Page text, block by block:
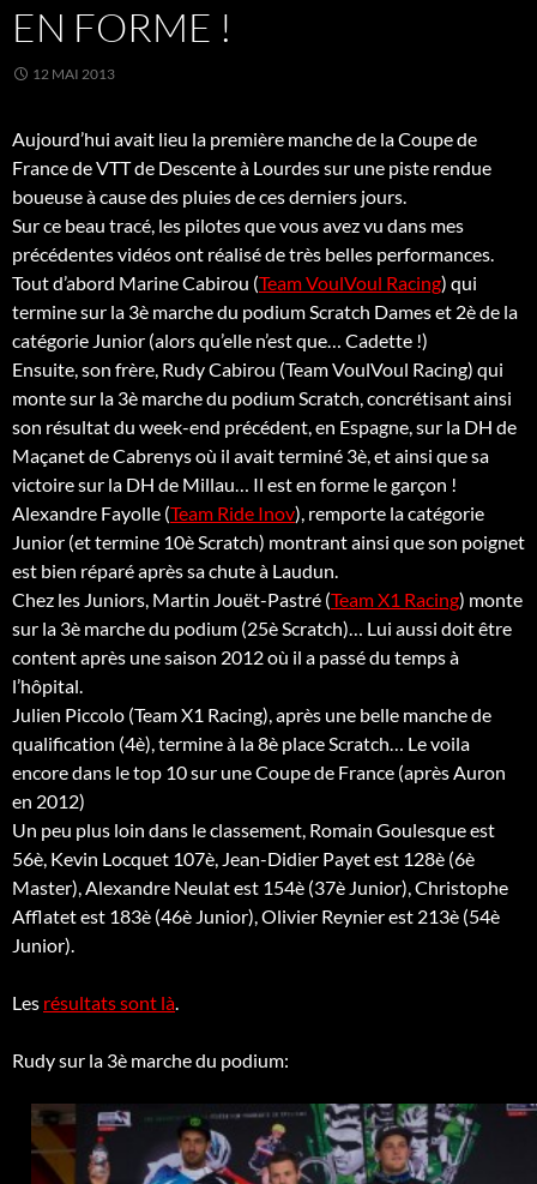
EN FORME !
12 MAI 2013
Aujourd’hui avait lieu la première manche de la Coupe de
France de VTT de Descente à Lourdes sur une piste rendue
boueuse à cause des pluies de ces derniers jours.
Sur ce beau tracé, les pilotes que vous avez vu dans mes
précédentes vidéos ont réalisé de très belles performances.
Tout d’abord Marine Cabirou (Team VoulVoul Racing) qui
termine sur la 3è marche du podium Scratch Dames et 2è de la
catégorie Junior (alors qu’elle n’est que… Cadette !)
Ensuite, son frère, Rudy Cabirou (Team VoulVoul Racing) qui
monte sur la 3è marche du podium Scratch, concrétisant ainsi
son résultat du week-end précédent, en Espagne, sur la DH de
Maçanet de Cabrenys où il avait terminé 3è, et ainsi que sa
victoire sur la DH de Millau… Il est en forme le garçon !
Alexandre Fayolle (Team Ride Inov), remporte la catégorie
Junior (et termine 10è Scratch) montrant ainsi que son poignet
est bien réparé après sa chute à Laudun.
Chez les Juniors, Martin Jouët-Pastré (Team X1 Racing) monte
sur la 3è marche du podium (25è Scratch)… Lui aussi doit être
content après une saison 2012 où il a passé du temps à
l’hôpital.
Julien Piccolo (Team X1 Racing), après une belle manche de
qualification (4è), termine à la 8è place Scratch… Le voila
encore dans le top 10 sur une Coupe de France (après Auron
en 2012)
Un peu plus loin dans le classement, Romain Goulesque est
56è, Kevin Locquet 107è, Jean-Didier Payet est 128è (6è
Master), Alexandre Neulat est 154è (37è Junior), Christophe
Afflatet est 183è (46è Junior), Olivier Reynier est 213è (54è
Junior).
Les résultats sont là
Rudy sur la 3è marche du podium: